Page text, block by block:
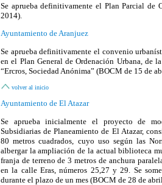
Se aprueba definitivamente el Plan Parcial
2014).
Ayuntamiento de Aranjuez
Se aprueba definitivamente el convenio
en el Plan General de Ordenación Urbana, de
“Ercros, Sociedad Anónima” (BOCM de 15 de
volver al inicio
Ayuntamiento de El Atazar
Se aprueba inicialmente el proyecto de
Subsidiarias de Planeamiento de El Atazar,
80 metros cuadrados, cuyo uso según las
albergar la ampliación de la actual biblioteca
franja de terreno de 3 metros de anchura
en la calle Eras, números 25,27 y 29. Se
durante el plazo de un mes (BOCM de 28 de